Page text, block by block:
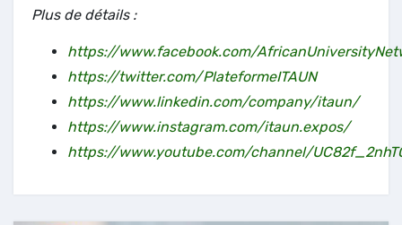
Plus de détails :
https://www.facebook.com/
https://twitter.com/PlateformeITAUN
https://www.linkedin.com/company/itaun/
https://www.instagram.com/itaun.expos/
https://www.youtube.com/channel/